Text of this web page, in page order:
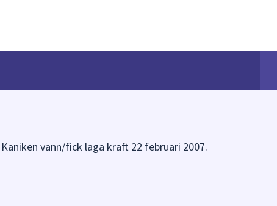
vann/fick laga kraft 22 februari 2007.